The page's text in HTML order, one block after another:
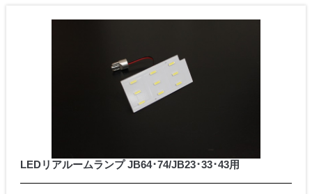
LEDリアルームランプ JB64･74/JB23･33･43用